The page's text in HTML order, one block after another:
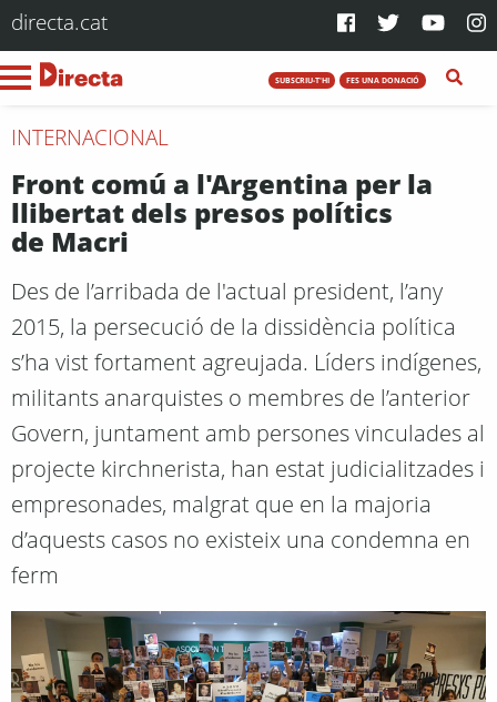
directa.cat
SUBSCRIU-T'HI FES UNA DONACIÓ
INTERNACIONAL
Front comú a l'Argentina per la
llibertat dels presos polítics
de Macri
Des de l’arribada de l'actual president, l’any
2015, la persecució de la dissidència política
s’ha vist fortament agreujada. Líders indígenes,
militants anarquistes o membres de l’anterior
Govern, juntament amb persones vinculades al
projecte kirchnerista, han estat judicialitzades i
empresonades, malgrat que en la majoria
d’aquests casos no existeix una condemna en
ferm